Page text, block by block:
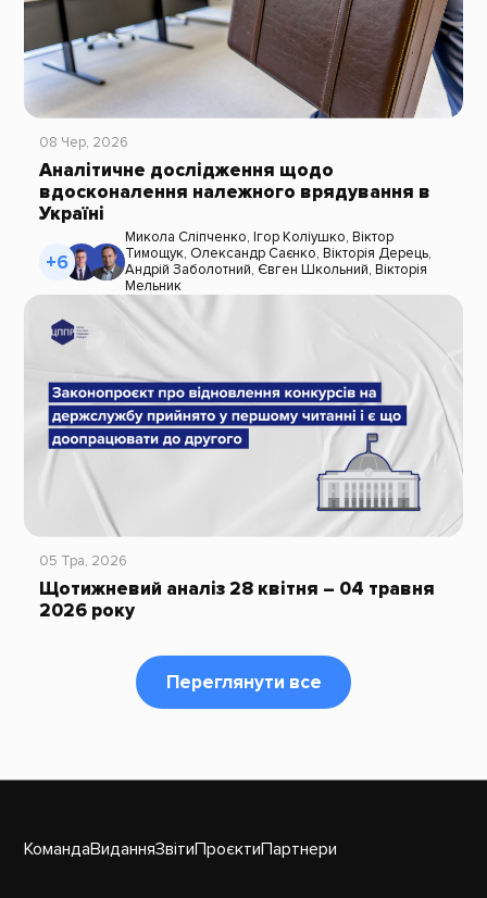
08 Чер, 2026
Аналітичне дослідження щодо
вдосконалення належного врядування в
Україні
+6
Микола Сліпченко, Ігор Коліушко, Віктор
Тимощук, Олександр Саєнко, Вікторія Дерець,
Андрій Заболотний, Євген Школьний, Вікторія
Мельник
05 Тра, 2026
Щотижневий аналіз 28 квітня – 04 травня
2026 року
Переглянути все
КомандаВиданняЗвітиПроєктиПартнери